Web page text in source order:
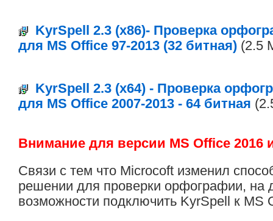
KyrSpell 2.3 (x86)- Проверка
для MS Office 97-2013 (32 битная) (2.5
KyrSpell 2.3 (x64) - Проверка
для MS Office 2007-2013 - 64 битная
Внимание для версии MS Office 2016
Связи с тем что Microcoft изменил
решении для проверки орфографии, на
возможности подключить KyrSpell к